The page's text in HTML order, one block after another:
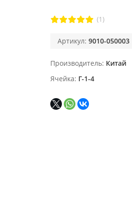
(1)
Артикул: 9010-050003
Производитель Китай
Ячейка Г-1-4